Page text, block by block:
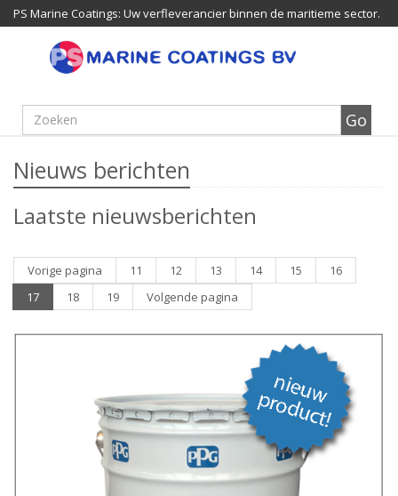
PS Marine Coatings: Uw verfleverancier binnen de maritieme sector.
Nieuws berichten
Laatste nieuwsberichten
Vorige pagina 11 12 13 14 15
16
17
18 19 Volgende pagina